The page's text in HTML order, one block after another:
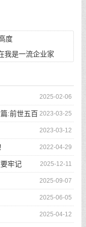
度
我是一流企业家
2025-02-06
2023-03-25
:前世五百
2023-03-12
2022-04-29
2025-12-11
牢记
2025-09-07
2025-06-05
2025-04-12